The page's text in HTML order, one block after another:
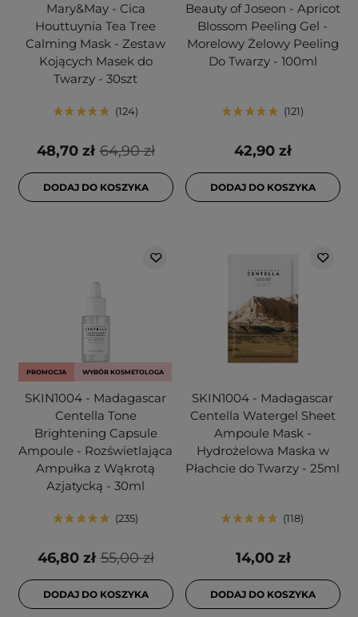
Mary&May - Cica
Houttuynia Tea Tree
Calming Mask - Zestaw
Kojących Masek do
Twarzy - 30szt
124
64,90 zł
48,70 zł
DODAJ DO KOSZYKA
Beauty of Joseon - Apricot
Blossom Peeling Gel -
Morelowy Żelowy Peeling
Do Twarzy - 100ml
121
42,90 zł
DODAJ DO KOSZYKA
PROMOCJA WYBÓR KOSMETOLOGA
SKIN1004 - Madagascar
Centella Tone
Brightening Capsule
Ampoule - Rozświetlająca
Ampułka z Wąkrotą
Azjatycką - 30ml
235
55,00 zł
46,80 zł
DODAJ DO KOSZYKA
SKIN1004 - Madagascar
Centella Watergel Sheet
Ampoule Mask -
Hydrożelowa Maska w
Płachcie do Twarzy - 25ml
118
14,00 zł
DODAJ DO KOSZYKA